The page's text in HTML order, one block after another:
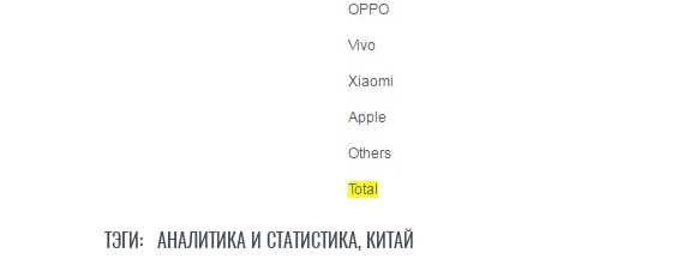
ТЭГИ: АНАЛИТИКА И СТАТИСТИКА, КИТАЙ